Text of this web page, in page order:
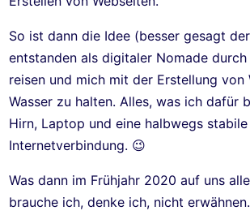
So ist dann die Idee (besser gesagt
entstanden als digitaler Nomade durch
reisen und mich mit der Erstellung von
Wasser zu halten. Alles, was ich dafür
Hirn, Laptop und eine halbwegs stabile
Internetverbindung. 😉
Was dann im Frühjahr 2020 auf uns
brauche ich, denke ich, nicht